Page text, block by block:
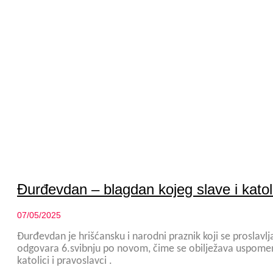
Đurđevdan – blagdan kojeg slave i
07/05/2025
Đurđevdan je hrišćansku i narodni praznik koji se
odgovara 6.svibnju po novom, čime se obilježava
katolici i pravoslavci .